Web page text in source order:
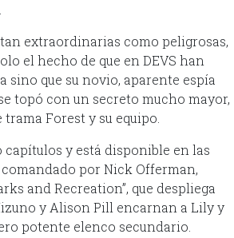
extraordinarias como peligrosas,
el hecho de que en DEVS han
que su novio, aparente espía
topó con un secreto mucho mayor,
Forest y su equipo.
y está disponible en las
por Nick Offerman,
and Recreation”, que despliega
y Alison Pill encarnan a Lily y
potente elenco secundario.